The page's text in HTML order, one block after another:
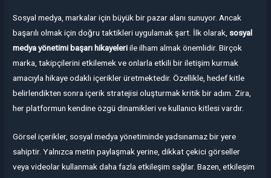
Sosyal medya, markalar için büyük bir pazar alanı sunuyor. Ancak
başarılı olmak için doğru taktikleri uygulamak şart. İlk olarak, sosyal
medya yönetimi başarı hikayeleriile ilham almak önemlidir. Birçok
marka, takipçilerini etkilemek ve onlarla etkili bir iletişim kurmak
amacıyla hikaye odaklı içerikler üretmektedir. Özellikle, hedef kitle
belirlendikten sonra içerik stratejisi oluşturmak kritik bir adım. Zira,
her platformun kendine özgü dinamikleri ve kullanıcı kitlesi vardır.
Görsel içerikler, sosyal medya yönetiminde yadsınamaz bir yere
sahiptir. Yalnızca metin paylaşmak yerine, dikkat çekici görseller
veya videolar kullanmak daha fazla etkileşim sağlar. Bazen, etkileşim